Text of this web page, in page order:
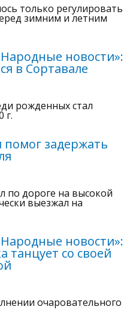
только регулировать
зимним и летним
новости»:
в Сортавале
рожденных стал
г.
задержать
по дороге на высокой
выезжал на
новости»:
танцует со своей
очаровательного